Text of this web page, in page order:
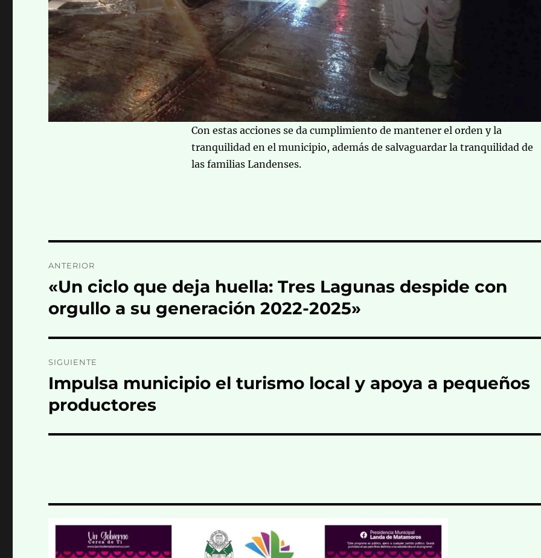
Con estas acciones se da cumplimiento de mantener el orden y la
tranquilidad en el municipio, además de salvaguardar la tranquilidad de
las familias Landenses.
de
entradas
ANTERIOR
Entrada
«Un ciclo que deja huella: Tres Lagunas despide con
orgullo a su generación 2022-2025»
SIGUIENTE
Entrada
siguiente:
Impulsa municipio el turismo local y apoya a pequeños
productores